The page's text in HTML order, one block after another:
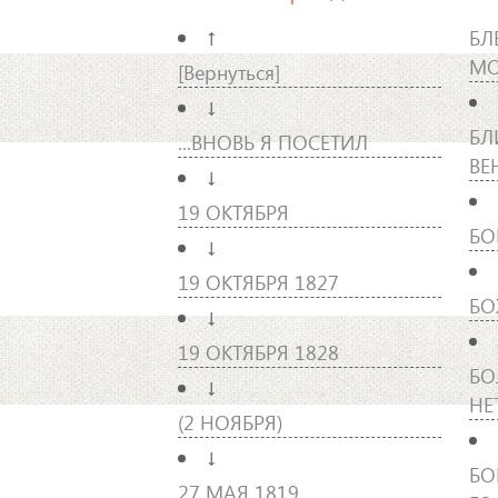
↑
[Вернуться]
↓
...ВНОВЬ Я ПОСЕТИЛ
↓
19 ОКТЯБРЯ
↓
19 ОКТЯБРЯ 1827
↓
19 ОКТЯБРЯ 1828
↓
(2 НОЯБРЯ)
↓
27 МАЯ 1819